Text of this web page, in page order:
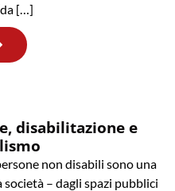
[…]
disabilitazione e
non disabili sono una
– dagli spazi pubblici